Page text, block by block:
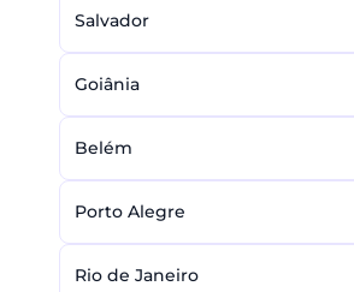
Salvador
Goiânia
Belém
Porto Alegre
Rio de Janeiro